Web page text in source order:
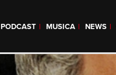
PODCAST MUSICA NEWS